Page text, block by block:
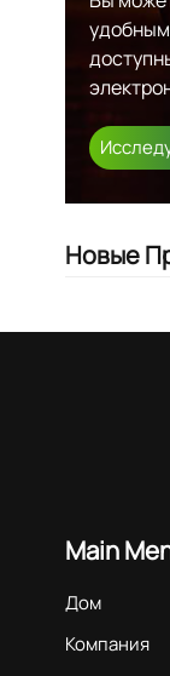
Новые
Main
Дом
Компания